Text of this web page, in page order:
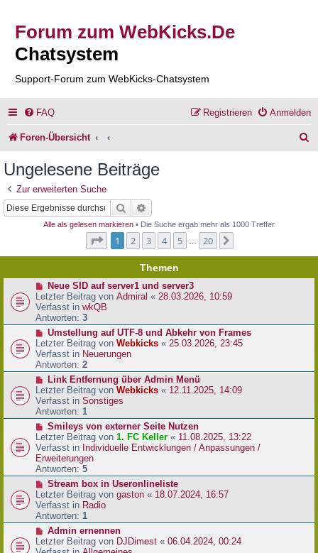
Forum zum WebKicks.De
Chatsystem
Support-Forum zum WebKicks-Chatsystem
FAQ Anmelden
Registrieren
Foren-Übersicht
Ungelesene Beiträge
Zur erweiterten Suche
Suche
Alle als gelesen markieren • Die Suche ergab mehr als 1000 Treffer
Seite von
1 2 3 4 5 20
Themen
N
e
u
e
r
B
e
i
t
a
g
Neue SID auf server1 und server3
Letzter Beitrag von Admiral « 28.03.2026, 10:59
Verfasst in wkQB
Antworten: 3
N
e
u
e
r
B
e
i
t
a
g
Umstellung auf UTF-8 und Abkehr von Frames
Letzter Beitrag von Webkicks « 25.03.2026, 23:45
Verfasst in Neuerungen
Antworten: 2
N
e
u
e
r
B
e
i
t
r
a
g
Link Entfernung über Admin Menü
Letzter Beitrag von Webkicks « 12.11.2025, 14:09
Verfasst in Sonstiges
Antworten: 1
N
e
u
e
r
B
e
i
t
r
a
g
Smileys von externer Seite Nutzen
Letzter Beitrag von 1. FC Keller « 11.08.2025, 13:22
Verfasst in Individuelle Entwicklungen / Anpassungen /
Erweiterungen
Antworten: 5
N
e
u
e
r
B
e
Stream box in Useronlineliste
Letzter Beitrag von gaston « 18.07.2024, 16:57
Verfasst in Radio
Antworten: 1
N
e
Admin ernennen
Letzter Beitrag von DJDimest « 06.04.2024, 00:24